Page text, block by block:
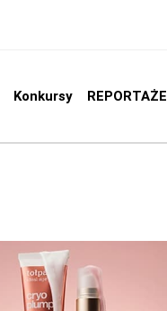
Konkursy REPORTAŻE